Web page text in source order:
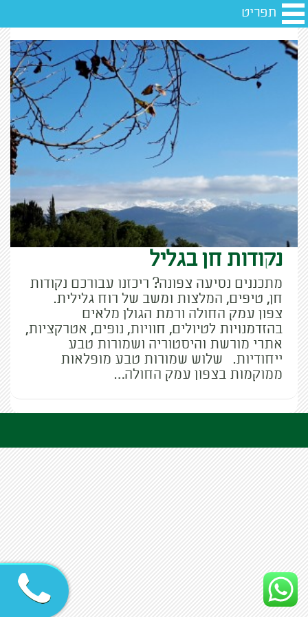
נקודות חן בגליל
מתכננים נסיעה צפונה? ריכזנו עבורכם נקודות
חן, טיפים, המלצות ומשב של רוח גלילית.
צפון עמק החולה ורמת הגולן מלאים
בהזדמנויות לטיולים, חוויות, נופים, אטרקציות,
אתרי מורשת והיסטוריה ושמורות טבע
ייחודיות. שלוש שמורות טבע מופלאות
ממוקמות בצפון עמק החולה…
תפריט